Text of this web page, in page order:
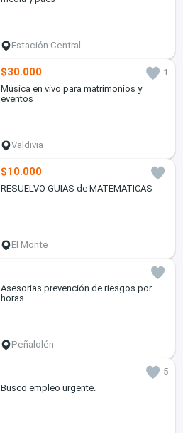
Estación Central
$30.000
1
Música en vivo para matrimonios y
eventos
Valdivia
$10.000
RESUELVO GUÍAS de MATEMATICAS
El Monte
Asesorias prevención de riesgos por
horas
Peñalolén
5
Busco empleo urgente.